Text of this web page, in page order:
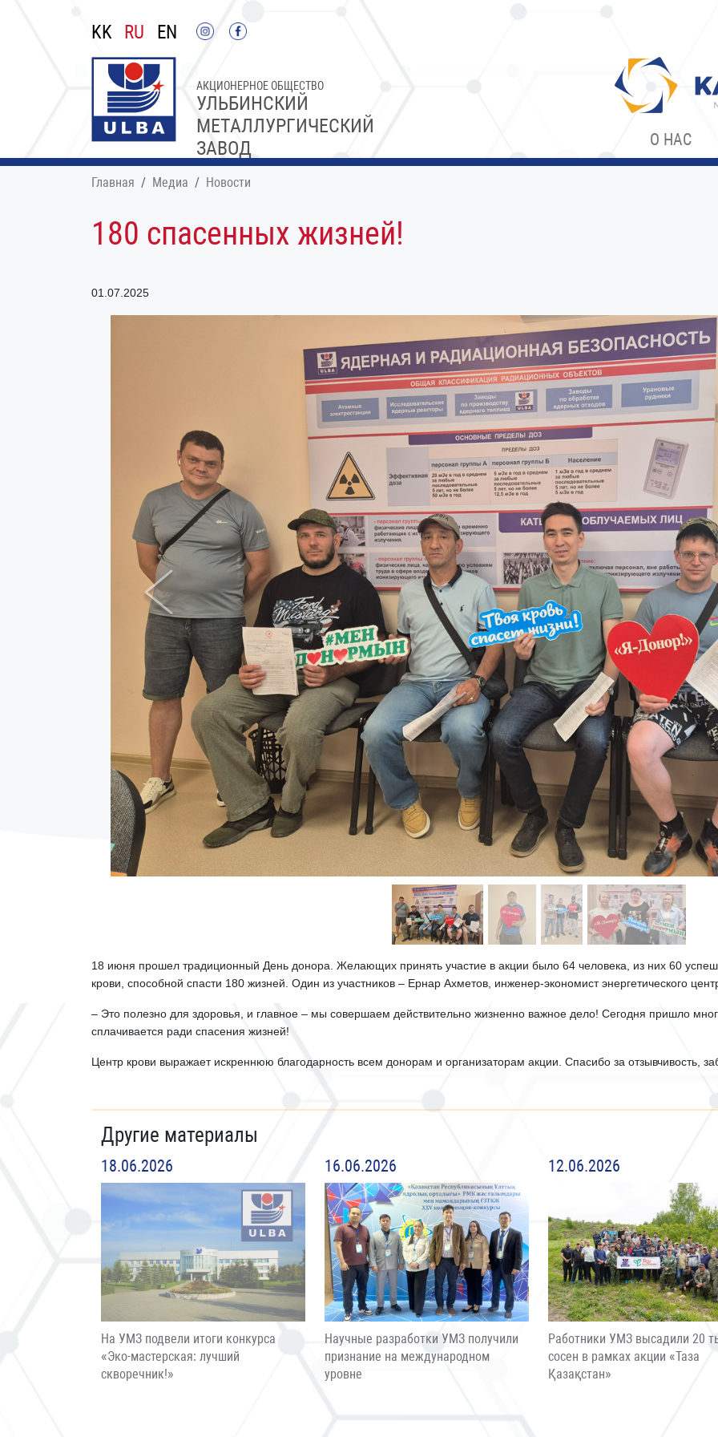
KK RU EN
УЛЬБИНСКИЙ
МЕТАЛЛУРГИЧЕСКИЙ
ЗАВОД
АКЦИОНЕРНОЕ ОБЩЕСТВО
О НАС
Главная Медиа Новости
180 спасенных жизней!
01.07.2025
Previous
18 июня прошел традиционный День донора. Желающих принять участие в акции было 64 человека, из них 60
крови, способной спасти 180 жизней. Один из участников – Ернар Ахметов, инженер-экономист энергетического
– Это полезно для здоровья, и главное – мы совершаем действительно жизненно важное дело! Сегодня пришло
сплачивается ради спасения жизней!
Центр крови выражает искреннюю благодарность всем донорам и организаторам акции. Спасибо за отзывчивость,
Другие материалы
18.06.2026
На УМЗ подвели итоги конкурса
«Эко-мастерская: лучший
скворечник!»
16.06.2026
Научные разработки УМЗ получили
признание на международном
уровне
12.06.2026
Работники УМЗ высадили 20
сосен в рамках акции «Таза
Қазақстан»